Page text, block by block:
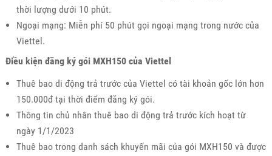
thời lượng dưới 10 phút.
Ngoại mạng: Miễn phí 50 phút gọi ngoại mạng trong nước của
Viettel.
Điều kiện đăng ký gói MXH150 của Viettel
Thuê bao di động trả trước của Viettel có tài khoản gốc lớn hơn
150.000đ tại thời điểm đăng ký gói.
Thông tin chủ nhân thuê bao di động trả trước kích hoạt từ
ngày 1/1/2023
Thuê bao trong danh sách khuyến mãi của gói MXH150 và được